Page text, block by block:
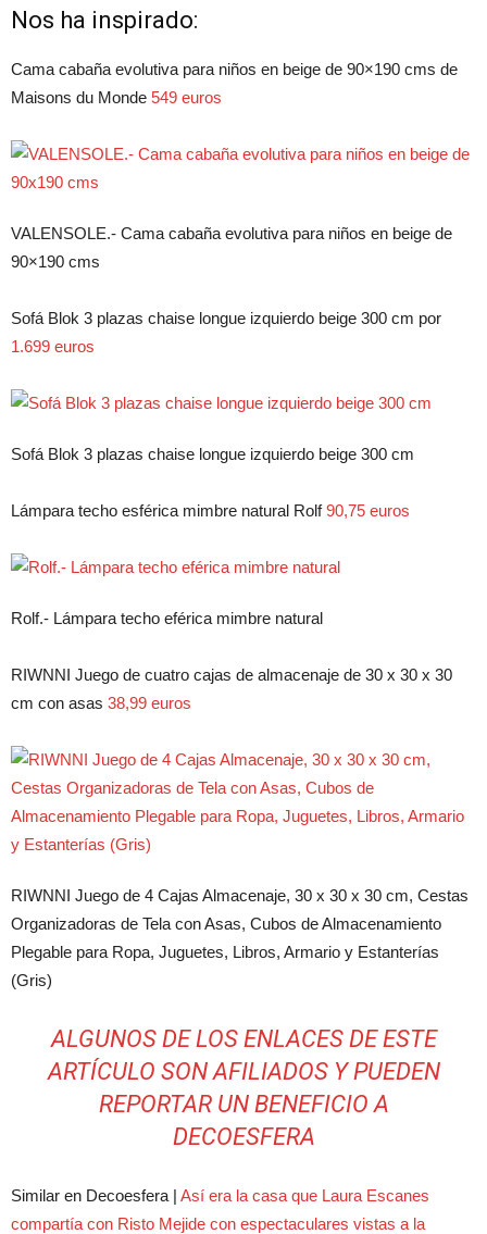
Nos ha inspirado:
Cama cabaña evolutiva para niños en beige de 90×190 cms de
Maisons du Monde 549 euros
VALENSOLE.- Cama cabaña evolutiva para niños en beige de
90×190 cms
Sofá Blok 3 plazas chaise longue izquierdo beige 300 cm por
1.699 euros
Sofá Blok 3 plazas chaise longue izquierdo beige 300 cm
Lámpara techo esférica mimbre natural Rolf90,75 euros
Rolf.- Lámpara techo eférica mimbre natural
RIWNNI Juego de cuatro cajas de almacenaje de 30 x 30 x 30
cm con asas 38,99 euros
RIWNNI Juego de 4 Cajas Almacenaje, 30 x 30 x 30 cm, Cestas
Organizadoras de Tela con Asas, Cubos de Almacenamiento
Plegable para Ropa, Juguetes, Libros, Armario y Estanterías
(Gris)
ALGUNOS DE LOS ENLACES DE ESTE
ARTÍCULO SON AFILIADOS Y PUEDEN
REPORTAR UN BENEFICIO A
DECOESFERA
Similar en Decoesfera | Así era la casa que Laura Escanes
compartía con Risto Mejide con espectaculares vistas a la